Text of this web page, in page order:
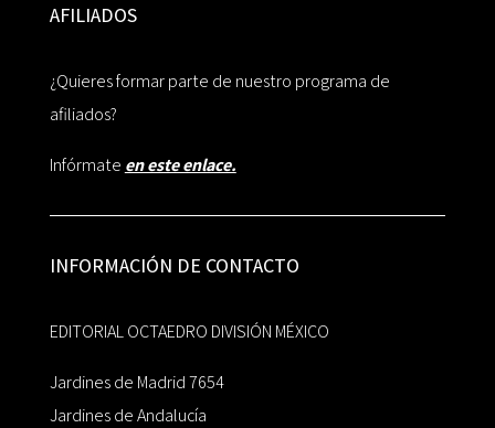
AFILIADOS
¿Quieres formar parte de nuestro programa de
afiliados?
Infórmate en este enlace.
INFORMACIÓN DE CONTACTO
EDITORIAL OCTAEDRO DIVISIÓN MÉXICO
Jardines de Madrid 7654
Jardines de Andalucía